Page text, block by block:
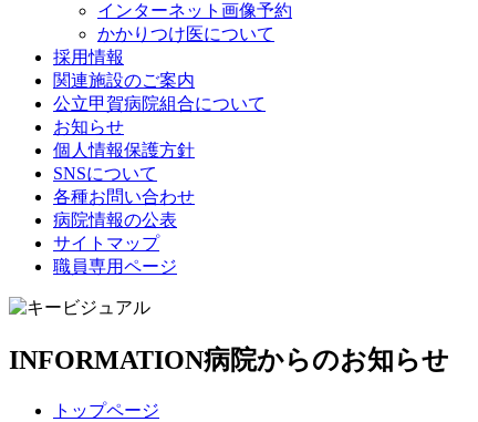
インターネット画像予約
かかりつけ医について
採用情報
関連施設のご案内
公立甲賀病院組合について
お知らせ
個人情報保護方針
SNSについて
各種お問い合わせ
病院情報の公表
サイトマップ
職員専用ページ
INFORMATION病院からのお知らせ
トップページ